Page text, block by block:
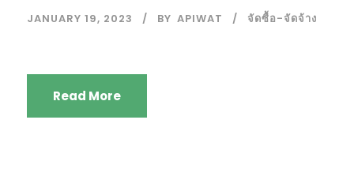
JANUARY 19, 2023 BY APIWAT จัดซื้อ-จัดจ้าง
Read More